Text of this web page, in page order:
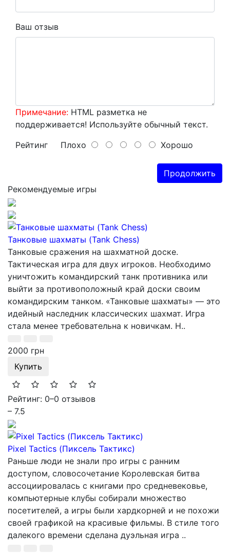
Ваш отзыв
Примечание: HTML разметка не
поддерживается! Используйте обычный текст.
Рейтинг Плохо Хорошо
Продолжить
Рекомендуемые игры
Танковые шахматы (Tank Chess)
Танковые сражения на шахматной доске.
Тактическая игра для двух игроков. Необходимо
уничтожить командирский танк противника или
выйти за противоположный край доски своим
командирским танком. «Танковые шахматы» — это
идейный наследник классических шахмат. Игра
стала менее требовательна к новичкам. Н..
2000 грн
Купить
Рейтинг: 0–0 отзывов
– 7.5
Pixel Tactics (Пиксель Тактикс)
Раньше люди не знали про игры с ранним
доступом, словосочетание Королевская битва
ассоциировалась с книгами про средневековье,
компьютерные клубы собирали множество
посетителей, а игры были хардкорней и не похожи
своей графикой на красивые фильмы. В стиле того
далекого времени сделана дуэльная игра ..